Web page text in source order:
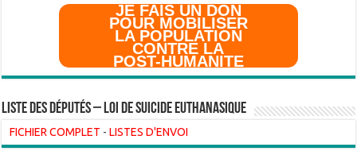
JE FAIS UN DON
POUR MOBILISER
LA POPULATION
CONTRE LA
POST-HUMANITE
Liste des Députés – Loi de suicide euthanasique
FICHIER COMPLET -LISTES D'ENVOI